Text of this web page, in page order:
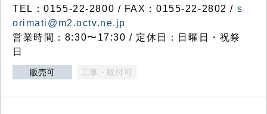
TEL：0155-22-2800 / FAX：0155-22-2802 / s
orimati@m2.octv.ne.jp
営業時間：8:30〜17:30 / 定休日：日曜日・祝祭
日
販売可 工事・取付可